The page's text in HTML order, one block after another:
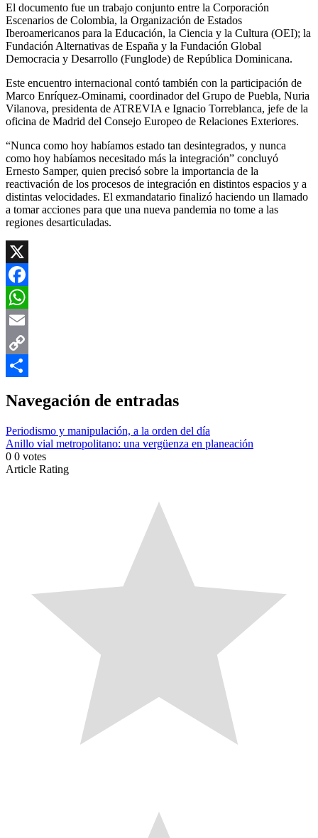
El documento fue un trabajo conjunto entre la Corporación
Escenarios de Colombia, la Organización de Estados
Iberoamericanos para la Educación, la Ciencia y la Cultura (OEI); la
Fundación Alternativas de España y la Fundación Global
Democracia y Desarrollo (Funglode) de República Dominicana.
Este encuentro internacional contó también con la participación de
Marco Enríquez-Ominami, coordinador del Grupo de Puebla, Nuria
Vilanova, presidenta de ATREVIA e Ignacio Torreblanca, jefe de la
oficina de Madrid del Consejo Europeo de Relaciones Exteriores.
“Nunca como hoy habíamos estado tan desintegrados, y nunca
como hoy habíamos necesitado más la integración” concluyó
Ernesto Samper, quien precisó sobre la importancia de la
reactivación de los procesos de integración en distintos espacios y a
distintas velocidades. El exmandatario finalizó haciendo un llamado
a tomar acciones para que una nueva pandemia no tome a las
regiones desarticuladas.
X
Facebook
WhatsApp
Email
Copy
Navegación de entradas
Periodismo y manipulación, a la orden del día
Anillo vial metropolitano: una vergüenza en planeación
0 0 votes
Article Rating